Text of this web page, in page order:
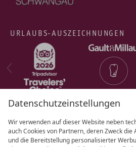
Datenschutzeinstellungen
Wir verwenden auf dieser Website neben
auch Cookies von Partnern, deren Zweck
und die Bereitstellung personalisierter
URLAUBS-AUSZEICHNUNGEN
AGB Datenschutz
einstellungen